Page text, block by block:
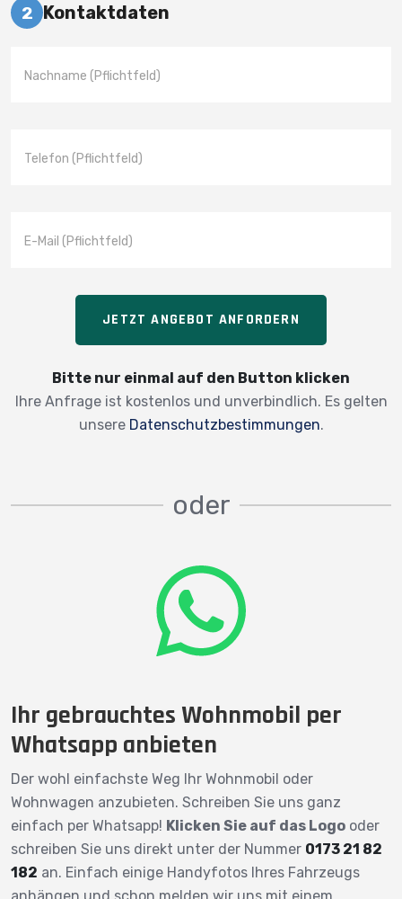
2 Kontaktdaten
JETZT ANGEBOT ANFORDERN
Bitte nur einmal auf den Button klicken
Ihre Anfrage ist kostenlos und unverbindlich. Es gelten
unsere Datenschutzbestimmungen.
oder
Ihr gebrauchtes Wohnmobil per
Whatsapp anbieten
Der wohl einfachste Weg Ihr Wohnmobil oder
Wohnwagen anzubieten. Schreiben Sie uns ganz
einfach per Whatsapp! Klicken Sie auf das Logo oder
schreiben Sie uns direkt unter der Nummer 0173 21 82
182 an. Einfach einige Handyfotos Ihres Fahrzeugs
anhängen und schon melden wir uns mit einem